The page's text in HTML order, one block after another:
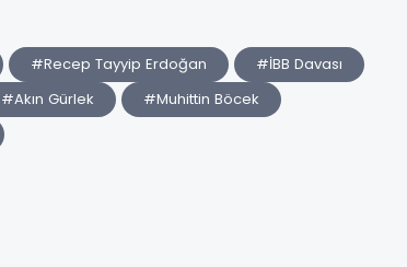
#Recep Tayyip Erdoğan
#İBB Davası
#Akın Gürlek
#Muhittin Böcek